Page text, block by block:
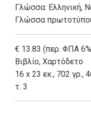
Γλώσσα: Ελληνική,
Γλώσσα
€ 13.83 (περ. ΦΠΑ
Βιβλίο, Χαρτόδετο
16 x 23 εκ., 702 γρ.,
τ. 3